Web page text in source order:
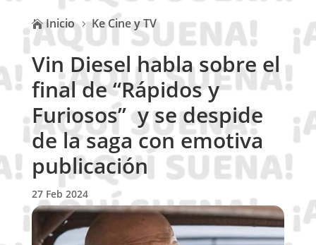
 Inicio 5 Ke Cine y TV
Vin Diesel habla sobre el
final de “Rápidos y
Furiosos” y se despide
de la saga con emotiva
publicación
27 Feb 2024